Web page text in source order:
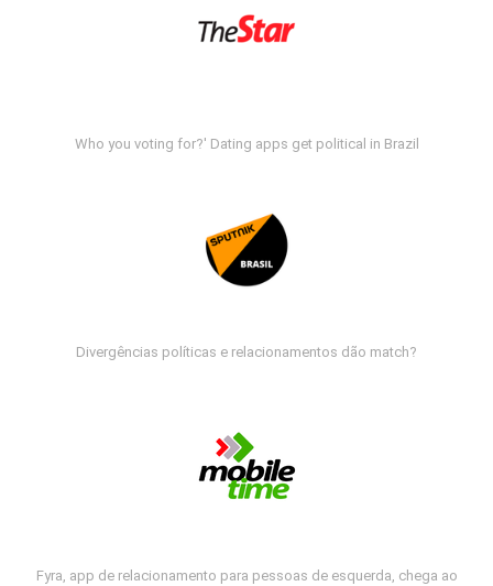
Who you voting for?' Dating apps get political in Brazil
Divergências políticas e relacionamentos dão match?
Fyra, app de relacionamento para pessoas de esquerda, chega ao